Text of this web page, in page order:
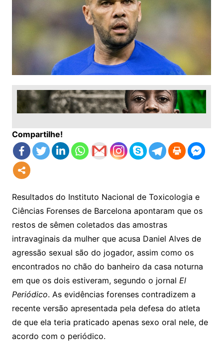
Compartilhe!
Resultados do Instituto Nacional de Toxicologia e
Ciências Forenses de Barcelona apontaram que os
restos de sêmen coletados das amostras
intravaginais da mulher que acusa Daniel Alves de
agressão sexual são do jogador, assim como os
encontrados no chão do banheiro da casa noturna
em que os dois estiveram, segundo o jornal El
Periódico. As evidências forenses contradizem a
recente versão apresentada pela defesa do atleta
de que ela teria praticado apenas sexo oral nele, de
acordo com o periódico.